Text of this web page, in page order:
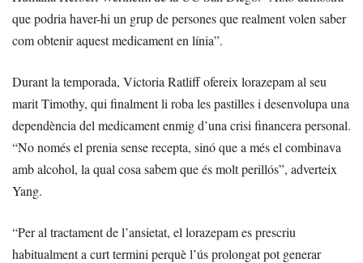
que podria haver-hi un grup de persones que realment volen saber
com obtenir aquest medicament en línia”.
Durant la temporada, Victoria Ratliff ofereix lorazepam al seu
marit Timothy, qui finalment li roba les pastilles i desenvolupa una
dependència del medicament enmig d’una crisi financera personal.
“No només el prenia sense recepta, sinó que a més el combinava
amb alcohol, la qual cosa sabem que és molt perillós”, adverteix
Yang.
“Per al tractament de l’ansietat, el lorazepam es prescriu
habitualment a curt termini perquè l’ús prolongat pot generar